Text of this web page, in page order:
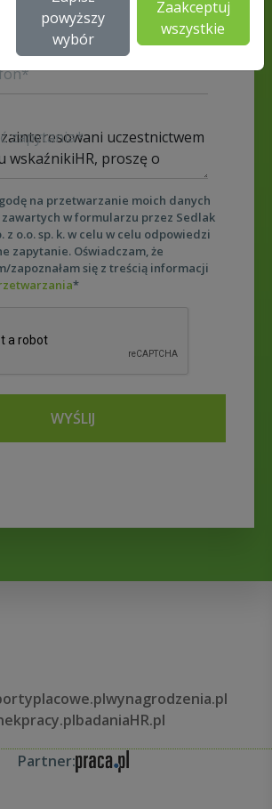
zapytania*
na przetwarzanie moich danych
zawartych w formularzu przez Sedlak
z o.o. sp. k. w celu w celu odpowiedzi
zapytanie. Oświadczam, że
zapoznałam się z treścią informacji
*
WYŚLIJ
wynagrodzenia.pl
badaniaHR.pl
Partner:
powyższy
wybór
Zaakceptuj
wszystkie